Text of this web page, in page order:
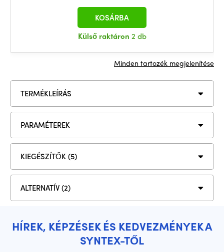
Külső raktáron 2 db
KOSÁRBA
Minden tartozék megjelenítése
TERMÉKLEÍRÁS
PARAMÉTEREK
KIEGÉSZÍTŐK (5)
ALTERNATÍV (2)
HÍREK, KÉPZÉSEK ÉS KEDVEZMÉNYEK A
SYNTEX-TŐL